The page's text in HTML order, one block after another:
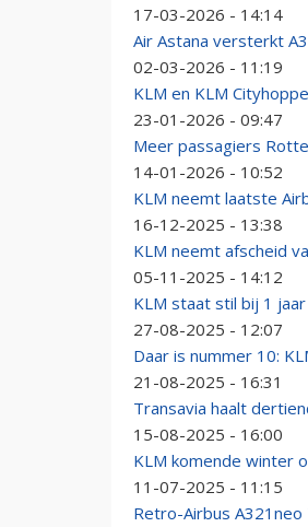
17-03-2026 - 14:14
Air Astana versterkt
02-03-2026 - 11:19
KLM en KLM
23-01-2026 - 09:47
Meer passagiers
14-01-2026 - 10:52
KLM neemt laatste
16-12-2025 - 13:38
KLM neemt afscheid
05-11-2025 - 14:12
KLM staat stil bij 1
27-08-2025 - 12:07
Daar is nummer 10:
21-08-2025 - 16:31
Transavia haalt
15-08-2025 - 16:00
KLM komende winter
11-07-2025 - 11:15
Retro-Airbus